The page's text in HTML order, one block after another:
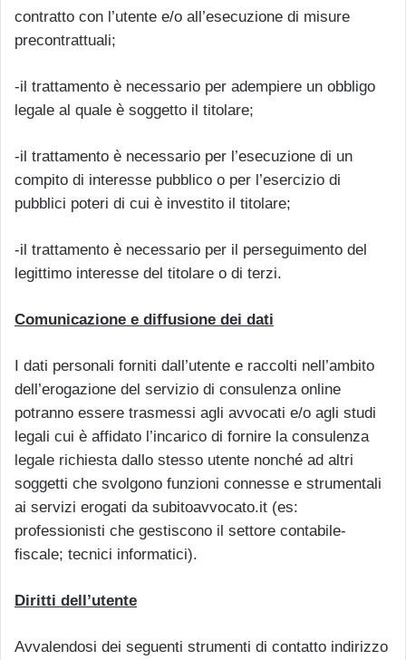
contratto con l’utente e/o all’esecuzione di misure
precontrattuali;
-il trattamento è necessario per adempiere un obbligo
legale al quale è soggetto il titolare;
-il trattamento è necessario per l’esecuzione di un
compito di interesse pubblico o per l’esercizio di
pubblici poteri di cui è investito il titolare;
-il trattamento è necessario per il perseguimento del
legittimo interesse del titolare o di terzi.
Comunicazione e diffusione dei dati
I dati personali forniti dall’utente e raccolti nell’ambito
dell’erogazione del servizio di consulenza online
potranno essere trasmessi agli avvocati e/o agli studi
legali cui è affidato l’incarico di fornire la consulenza
legale richiesta dallo stesso utente nonché ad altri
soggetti che svolgono funzioni connesse e strumentali
ai servizi erogati da subitoavvocato.it (es:
professionisti che gestiscono il settore contabile-
fiscale; tecnici informatici).
Diritti dell’utente
Avvalendosi dei seguenti strumenti di contatto indirizzo